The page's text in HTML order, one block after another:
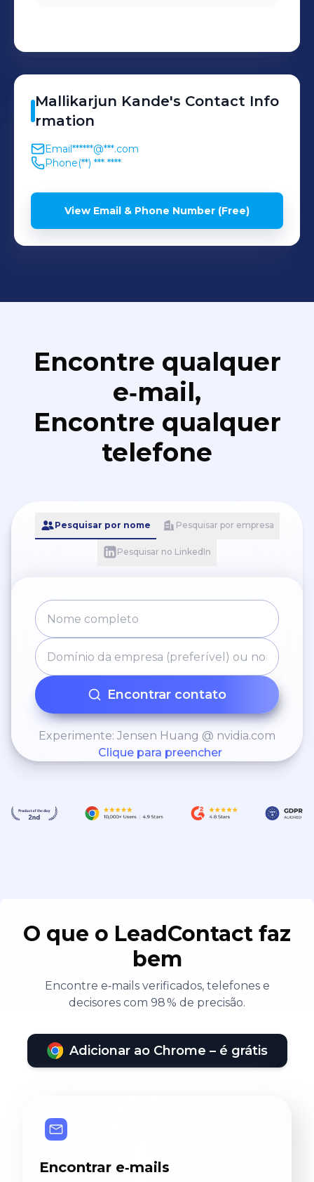
Mallikarjun Kande's Contact Info
rmation
Email******@***.com
Phone(**) *** ****
View Email & Phone Number (Free)
Encontre qualquer
e‑mail,
Encontre qualquer
telefone
Pesquisar por nome Pesquisar por empresa
Pesquisar no LinkedIn
Encontrar contato
Experimente: Jensen Huang @ nvidia.com
Clique para preencher
O que o LeadContact faz
bem
Encontre e‑mails verificados, telefones e
decisores com 98 % de precisão.
Adicionar ao Chrome – é grátis
Encontrar e‑mails